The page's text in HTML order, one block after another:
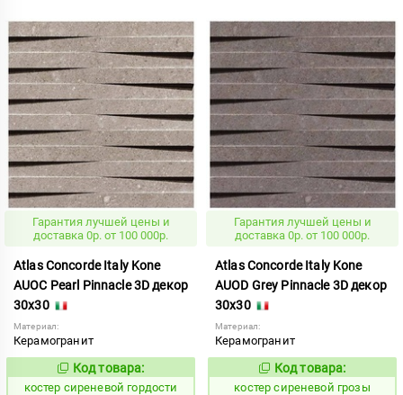
Гарантия лучшей цены и
доставка 0р. от 100 000р.
Atlas Concorde Italy Kone
AUOC Pearl Pinnacle 3D декор
30x30
Материал:
Керамогранит
807643
Код товара:
костер сиреневой гордости
Гарантия лучшей цены и
доставка 0р. от 100 000р.
Atlas Concorde Italy Kone
AUOD Grey Pinnacle 3D декор
30x30
Материал:
Керамогранит
807644
Код товара:
костер сиреневой грозы